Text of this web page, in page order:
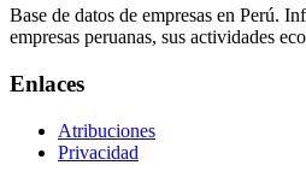
Base de datos de empresas en Perú.
empresas peruanas, sus actividades
Enlaces
Atribuciones
Privacidad